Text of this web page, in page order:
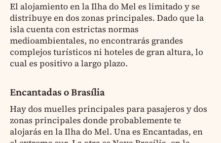
El alojamiento en la Ilha do Mel es limitado y se
distribuye en dos zonas principales. Dado que la
isla cuenta con estrictas normas
medioambientales, no encontrarás grandes
complejos turísticos ni hoteles de gran altura, lo
cual es positivo a largo plazo.
Encantadas o Brasília
Hay dos muelles principales para pasajeros y dos
zonas principales donde probablemente te
alojarás en la Ilha do Mel. Una es Encantadas, en